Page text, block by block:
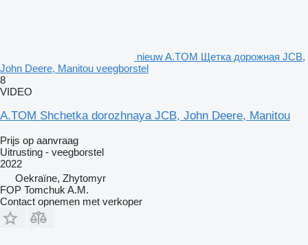
nieuw A.TOM Щетка дорожная JCB,
John Deere, Manitou veegborstel
8
VIDEO
A.TOM Shchetka dorozhnaya JCB, John Deere, Manitou
Prijs op aanvraag
Uitrusting - veegborstel
2022
Oekraïne, Zhytomyr
FOP Tomchuk A.M.
Contact opnemen met verkoper